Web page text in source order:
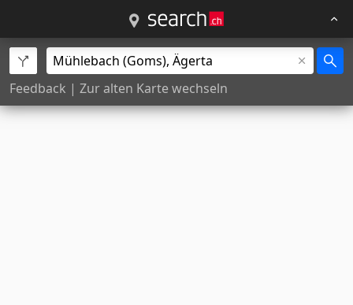
Feedback | Zur alten Karte wechseln